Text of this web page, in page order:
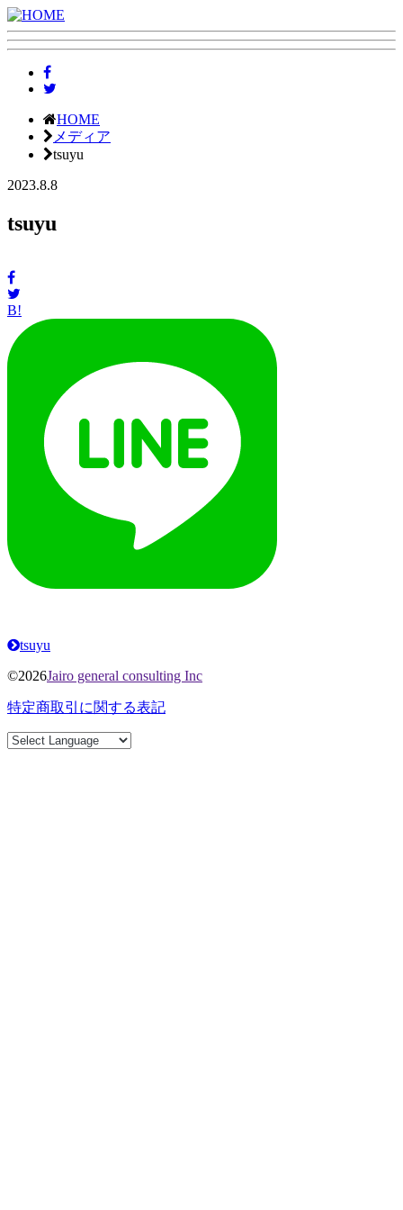
HOME
メディア
tsuyu
2023.8.8
tsuyu
B!
tsuyu
©2026Jairo general consulting Inc
特定商取引に関する表記